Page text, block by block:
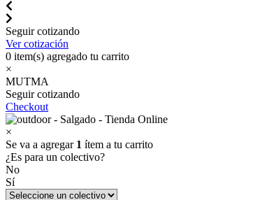
Seguir cotizando
Ver cotización
0 item(s) agregado tu carrito
×
MUTMA
Seguir cotizando
Checkout
×
Se va a agregar 1 ítem a tu carrito
¿Es para un colectivo?
No
Sí